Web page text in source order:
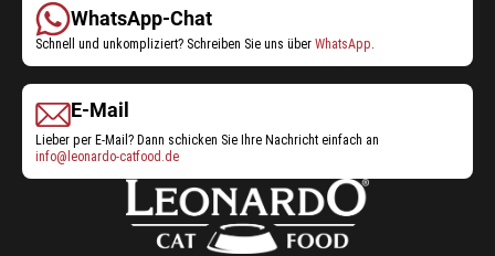
WhatsApp-Chat
Schnell und unkompliziert? Schreiben Sie uns über WhatsApp.
E-Mail
Lieber per E-Mail? Dann schicken Sie Ihre Nachricht einfach an
info@leonardo-catfood.de